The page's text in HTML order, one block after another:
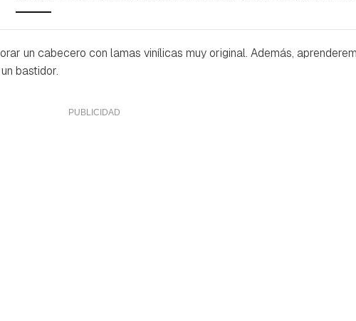
un cabecero con lamas vinílicas muy original. Además,
bastidor.